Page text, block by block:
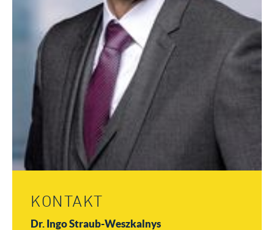
KONTAKT
Dr. Ingo Straub-Weszkalnys